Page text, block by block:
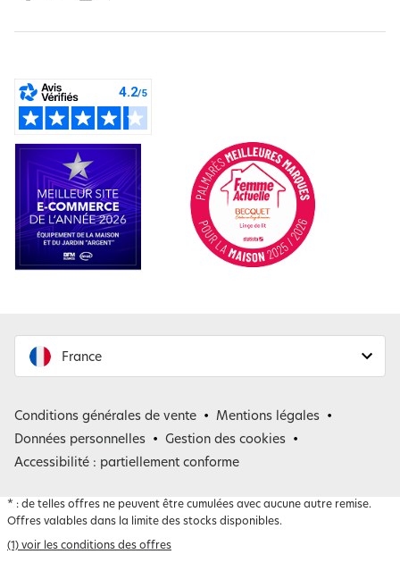
France
Belgique
Conditions générales de vente
Mentions légales
Données personnelles
Gestion des cookies
Accessibilité : partiellement conforme
* : de telles offres ne peuvent être cumulées avec aucune autre remise.
Offres valables dans la limite des stocks disponibles.
(1) voir les conditions des offres